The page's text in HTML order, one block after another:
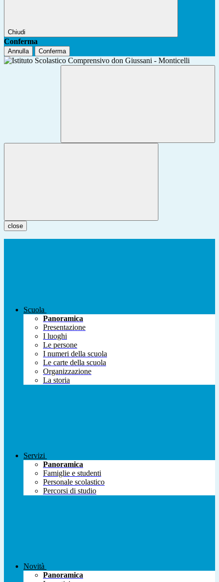
Chiudi
Conferma
Annulla Conferma
close
Scuola
Panoramica
Presentazione
I luoghi
Le persone
I numeri della scuola
Le carte della scuola
Organizzazione
La storia
Servizi
Panoramica
Famiglie e studenti
Personale scolastico
Percorsi di studio
Novità
Panoramica